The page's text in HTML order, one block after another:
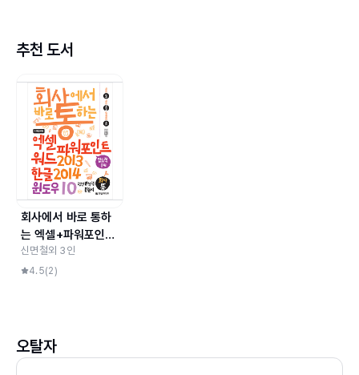
LESSON 06 알림 센터 _ 시스템 유지, 관리, 보안의 최전
LESSON 07 화면 분할 _ 스냅으로 동시에 여러 창을 비
교하기
LESSON 08 작업 표시줄 _ 앱 실행부터 Wi -Fi 접속, 날
짜와 시간 확인까지
LESSON 09 작업 표시줄을 윈도우 XP처럼 바꾸기
Part 03 엣지 - 인터넷을 항해하는 빠르고 강한 선장
LESSON 01 마이크로소프트 엣지 _ 인터넷을 여는 새로
운 창
킬러 팁
LESSON 04 허브 _ 중요한 정보를 한곳에서 관리하기
추천 도서
회사에서 바로 통하
는 엑셀+파워포인트
+워드 2013 & 한글
2014 & 윈도우 10
신면철외 3 인
4.5(2)
오탈자